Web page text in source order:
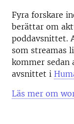
Fyra forskare
berättar om
poddavsnittet.
som streamas
kommer sedan
avsnittet i
Läs mer om